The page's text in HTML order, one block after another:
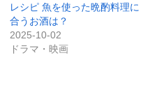
レシピ 魚を使った晩酌料理に
合うお酒は？
2025-10-02
ドラマ・映画